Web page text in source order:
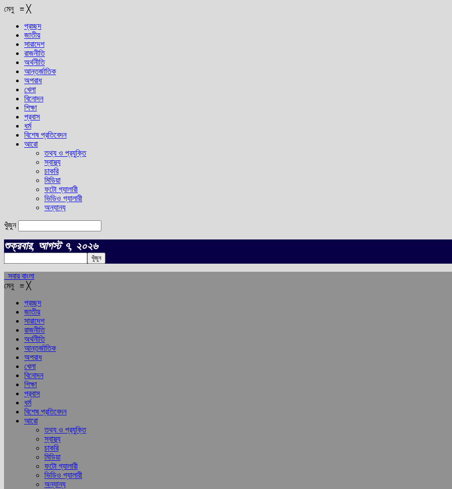
মেনু ≡ ╳
প্রচ্ছদ
জাতীয়
সারাদেশ
রাজনীতি
অর্থনীতি
আন্তর্জাতিক
অপরাধ
খেলা
বিনোদন
শিক্ষা
প্রবাস
ধর্ম
বিশেষ প্রতিবেদন
আরো
তথ্য ও প্রযুক্তি
স্বাস্থ্য
চাকরি
মিডিয়া
ফটো গ্যালারী
ভিডিও গ্যালারী
অন্যান্য
খুঁজুন
শুক্রবার, আগস্ট ৭, ২০২৬
সবার বাংলা
মেনু ≡ ╳
প্রচ্ছদ
জাতীয়
সারাদেশ
রাজনীতি
অর্থনীতি
আন্তর্জাতিক
অপরাধ
খেলা
বিনোদন
শিক্ষা
প্রবাস
ধর্ম
বিশেষ প্রতিবেদন
আরো
তথ্য ও প্রযুক্তি
স্বাস্থ্য
চাকরি
মিডিয়া
ফটো গ্যালারী
ভিডিও গ্যালারী
অন্যান্য